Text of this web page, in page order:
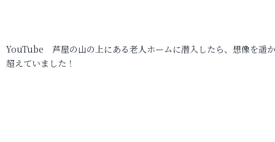
YouTube 芦屋の山の上にある老人ホームに潜入したら、想像を遥
超えていました！